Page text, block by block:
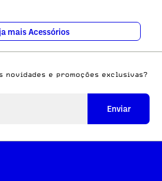
mais Acessórios
novidades e promoções exclusivas?
Enviar